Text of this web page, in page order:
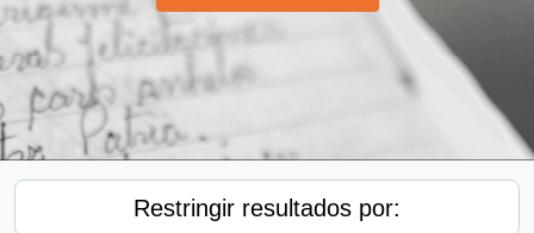
Restringir resultados por: